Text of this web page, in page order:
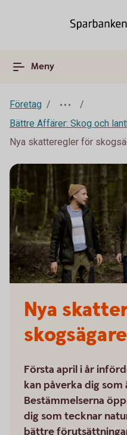
Meny
Företag
Bättre Affärer: Skog och
Nya skatteregler för
Nya
skogsägare
Första april i år
kan påverka dig som
Bestämmelserna
dig som tecknar
bättre